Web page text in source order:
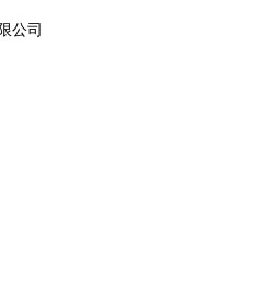
公司